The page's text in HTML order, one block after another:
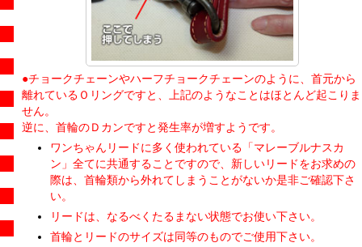
●チョークチェーンやハーフチョークチェーンのように、首元から
離れているＯリングですと、上記のようなことはほとんど起こりま
せん。
逆に、首輪のＤカンですと発生率が増すようです。
ワンちゃんリードに多く使われている「マレーブルナスカ
ン」全てに共通することですので、新しいリードをお求めの
際は、首輪類から外れてしまうことがないか是非ご確認下さ
い。
リードは、なるべくたるまない状態でお使い下さい。
首輪とリードのサイズは同等のものでご使用下さい。